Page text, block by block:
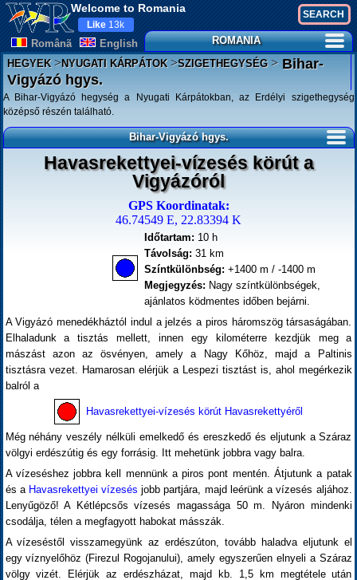
Welcome to Romania
Românã English
Like 13k
ROMANIA
HEGYEK>NYUGATI KÁRPÁTOK>SZIGETHEGYSÉG>Bihar-
Vigyázó hgys.
A Bihar-Vigyázó hegység a Nyugati Kárpátokban, az Erdélyi szigethegység
középső részén található.
Bihar-Vigyázó hgys.
Havasrekettyei-vízesés körút a
Vigyázóról
GPS Koordinatak:
46.74549 E, 22.83394 K
Időtartam: 10 h
Távolság: 31 km
Színtkülönbség: +1400 m / -1400 m
Megjegyzés: Nagy színtkülönbségek,
ajánlatos ködmentes időben bejárni.
A Vigyázó menedékháztól indul a jelzés a piros háromszög társaságában.
Elhaladunk a tisztás mellett, innen egy kilométerre kezdjük meg a
mászást azon az ösvényen, amely a Nagy Kőhöz, majd a Paltinis
tisztásra vezet. Hamarosan elérjük a Lespezi tisztást is, ahol megérkezik
balról a
Havasrekettyei-vízesés körút Havasrekettyéről
Még néhány veszély nélküli emelkedő és ereszkedő és eljutunk a Száraz
völgyi erdészútig és egy forrásig. Itt mehetünk jobbra vagy balra.
A vízeséshez jobbra kell mennünk a piros pont mentén. Átjutunk a patak
és a Havasrekettyei vízesés jobb partjára, majd leérünk a vízesés aljához.
Lenyűgöző! A Kétlépcsős vízesés magassága 50 m. Nyáron mindenki
csodálja, télen a megfagyott habokat másszák.
A vízeséstől visszamegyünk az erdészúton, tovább haladva eljutunk el
egy víznyelőhöz (Firezul Rogojanului), amely egyszerűen elnyeli a Száraz
völgy vizét. Elérjük az erdészházat, majd kb. 1,5 km megtétele után